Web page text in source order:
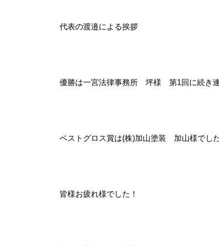
代表の渡邉による挨拶
優勝は一宮法律事務所 坪様 第1回に続き連
ベストグロス賞は(株)加山塗装 加山様でした
皆様お疲れ様でした！